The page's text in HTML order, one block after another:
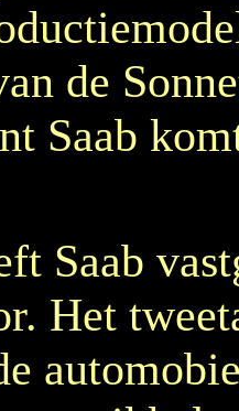
de
Saab
Saab
Het